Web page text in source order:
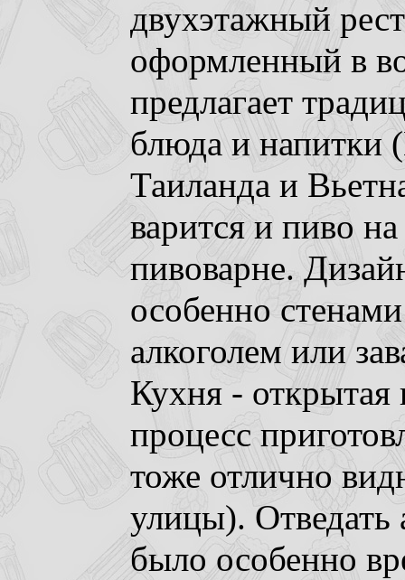
двухэтажный
оформленный в
предлагает
блюда и напитки
Таиланда и
варится и пиво
пивоварне.
особенно
алкоголем или
Кухня -
процесс
тоже отлично
улицы). Отведать
было особенно